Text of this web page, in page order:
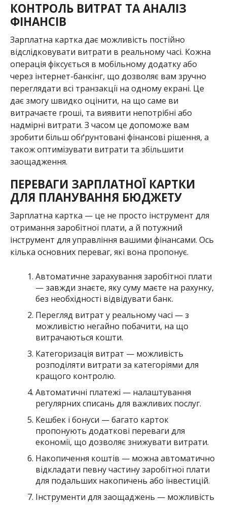
КОНТРОЛЬ ВИТРАТ ТА АНАЛІЗ
ФІНАНСІВ
Зарплатна картка дає можливість постійно
відслідковувати витрати в реальному часі. Кожна
операція фіксується в мобільному додатку або
через інтернет-банкінг, що дозволяє вам зручно
переглядати всі транзакції на одному екрані. Це
дає змогу швидко оцінити, на що саме ви
витрачаєте гроші, та виявити непотрібні або
надмірні витрати. З часом це допоможе вам
зробити більш обґрунтовані фінансові рішення, а
також оптимізувати витрати та збільшити
заощадження.
ПЕРЕВАГИ ЗАРПЛАТНОЇ КАРТКИ
ДЛЯ ПЛАНУВАННЯ БЮДЖЕТУ
Зарплатна картка — це не просто інструмент для
отримання заробітної плати, а й потужний
інструмент для управління вашими фінансами. Ось
кілька основних переваг, які вона пропонує.
Автоматичне зарахування заробітної плати
— завжди знаєте, яку суму маєте на рахунку,
без необхідності відвідувати банк.
Перегляд витрат у реальному часі — з
можливістю негайно побачити, на що
витрачаються кошти.
Категоризація витрат — можливість
розподіляти витрати за категоріями для
кращого контролю.
Автоматичні платежі — налаштування
регулярних списань для важливих послуг.
Кешбек і бонуси — багато карток
пропонують додаткові переваги для
економії, що дозволяє знижувати витрати.
Накопичення коштів — можна автоматично
відкладати певну частину заробітної плати
для подальших накопичень або інвестицій.
Інструменти для заощаджень — можливість